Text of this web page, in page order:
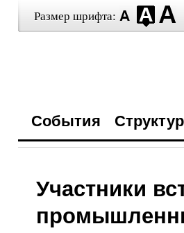
Размер шрифта:
События
Участники